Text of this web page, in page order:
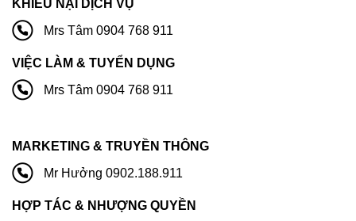
KHIẾU NẠI DỊCH VỤ
Mrs Tâm 0904 768 911
VIỆC LÀM & TUYỂN DỤNG
Mrs Tâm 0904 768 911
MARKETING & TRUYỀN THÔNG
Mr Hưởng 0902.188.911
HỢP TÁC & NHƯỢNG QUYỀN